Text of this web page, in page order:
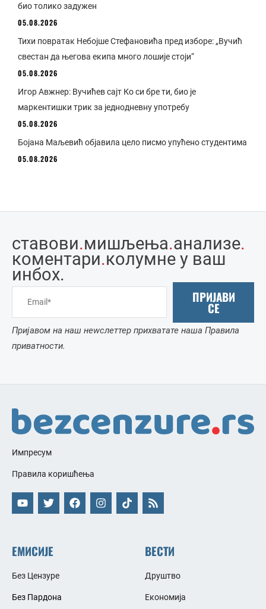
био толико задужен
05.08.2026
Тихи повратак Небојше Стефановића пред изборе: „Вучић
свестан да његова екипа много лошије стоји“
05.08.2026
Игор Авжнер: Вучићев сајт Ко си бре ти, био је
маркентишки трик за једнодневну употребу
05.08.2026
Бојана Маљевић објавила цело писмо упућено студентима
05.08.2026
ставови.мишљења.анализе.
коментари.колумне у ваш
инбоx.
ПРИЈАВИ
СЕ
Пријавом на наш неwслеттер прихватате наша Правила
приватности.
Импресум
Правила коришћења
ЕМИСИЈЕ
Без Цензуре
Без Пардона
ВЕСТИ
Друштво
Економија